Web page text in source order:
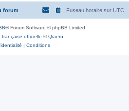
forum Fuseau horaire sur UTC
® Forum Software © phpBB Limited
française officielle ©Qiaeru
| Conditions